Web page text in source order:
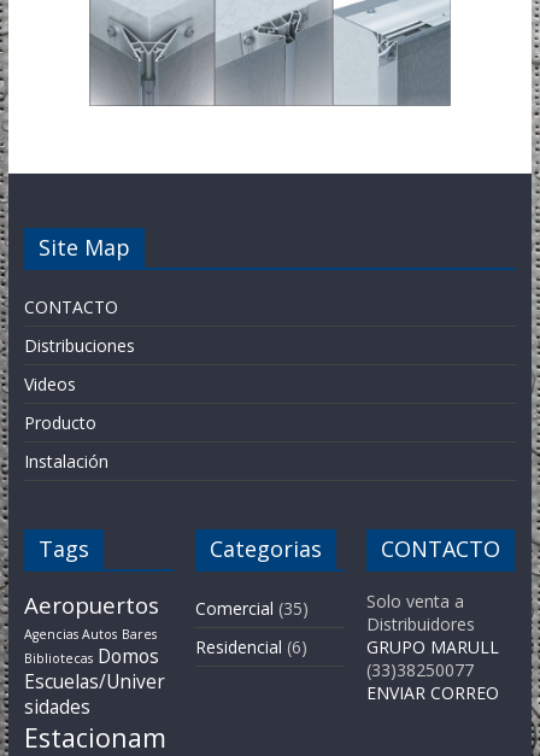
Site Map
CONTACTO
Distribuciones
Videos
Producto
Instalación
Tags
Aeropuertos
Agencias Autos Bares
Bibliotecas Domos
Escuelas/Univer
sidades
Estacionam
Categorias
Comercial (35)
Residencial (6)
CONTACTO
Solo venta a
Distribuidores
GRUPO MARULL
(33)38250077
ENVIAR CORREO